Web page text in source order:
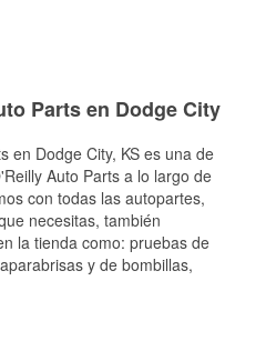
Parts en Dodge City
en Dodge City, KS es una de
Auto Parts a lo largo de
con todas las autopartes,
necesitas, también
la tienda como: pruebas de
y de bombillas,